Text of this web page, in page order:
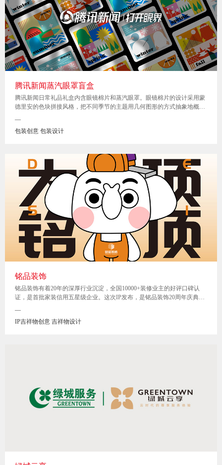
腾讯新闻蒸汽眼罩盲盒
腾讯新闻日常礼品礼盒内含眼镜棉片和蒸汽眼罩。眼镜棉片的设计采用蒙
德里安的色块拼接风格，把不同季节的主题用几何图形的方式抽象地概括
中。
—
包装创意 包装设计
铭品装饰
铭品装饰有着20年的深厚行业沉淀，全国10000+装修业主的好评口碑认
证，是首批家装信用五星级企业。这次IP发布，是铭品装饰20周年庆典的
—
IP吉祥物创意 吉祥物设计